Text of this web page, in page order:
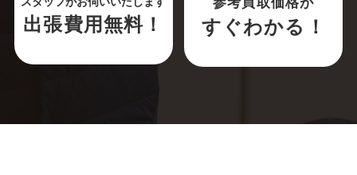
出張費用無料！ すぐわかる！